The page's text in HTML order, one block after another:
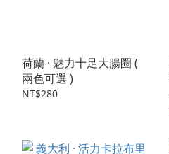
荷蘭 · 魅力十足大腸圈 (
兩色可選 )
NT$280